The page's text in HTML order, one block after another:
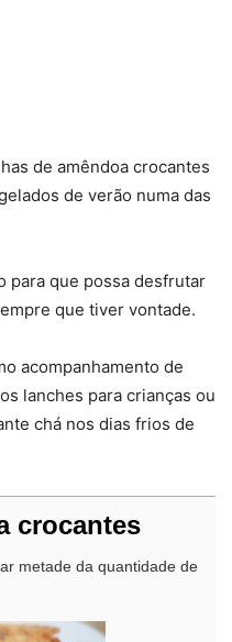
de amêndoa crocantes
de verão numa das
para que possa desfrutar
que tiver vontade.
acompanhamento de
lanches para crianças ou
chá nos dias frios de
crocantes
metade da quantidade de